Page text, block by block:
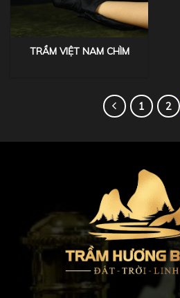
TRẦM VIỆT NAM CHÌM
1 2